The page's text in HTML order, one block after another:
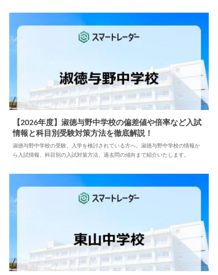
中学情報 2025.04.16
【2026年度】淑徳与野中学校の偏差値や倍率など入試
情報と科目別受験対策方法を徹底解説！
淑徳与野中学校の受験、入学を検討されている方へ。淑徳与野中学校の情報か
ら入試情報、科目別の入試対策方法、過去問の傾向まで紹介いたします。